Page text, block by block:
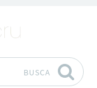
BUSCA